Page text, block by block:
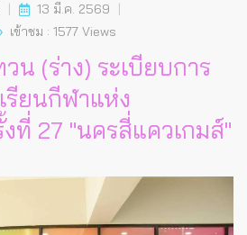
13 มี.ค. 2569
เข้าชม : 1577 Views
น (ร่าง) ระเบียบการ
รียนกีฬาแห่ง
ที่ 27 "นครสี่แควเกมส์"